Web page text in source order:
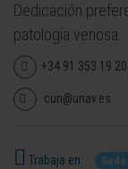
Dedicación
patología venosa.
+34 91 353 19 20
cun@unav.es
Trabaja en: Sede